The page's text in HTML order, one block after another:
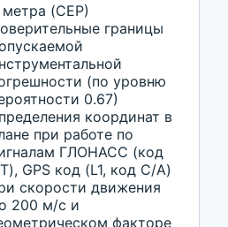
(CEP)
границы
(по уровню
0.67)
координат в
при работе по
ГЛОНАСС (код
GPS код (L1, код C/A)
скорости движения
200 м/с и
факторе